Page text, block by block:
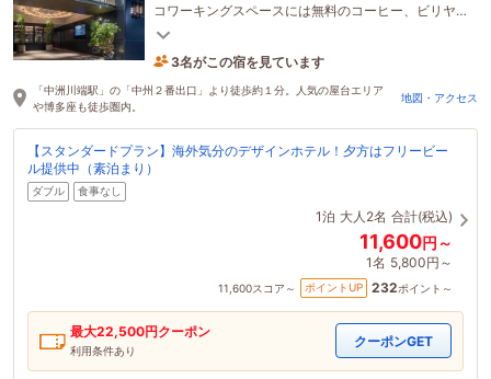
コワーキングスペースには無料のコーヒー、ビリヤ
ード台もあるので仕事だけではなく息抜きの時間に
3名がこの宿を見ています
1時間前に予約されました
「中洲川端駅」の「中州２番出口」より徒歩約１分。人気の屋台エリア
や博多座も徒歩圏内。
地図・アクセス
【スタンダードプラン】海外気分のデザインホテル！夕方はフリービー
ル提供中（素泊まり）
ダブル 食事なし
1泊 大人2名 合計(税込)
11,600円～
1名 5,800円～
11,600スコア～ ポイントUP 232ポイント～
最大22,500円クーポン
利用条件あり
クーポンGET